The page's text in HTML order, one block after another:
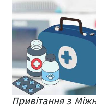
Привітання з